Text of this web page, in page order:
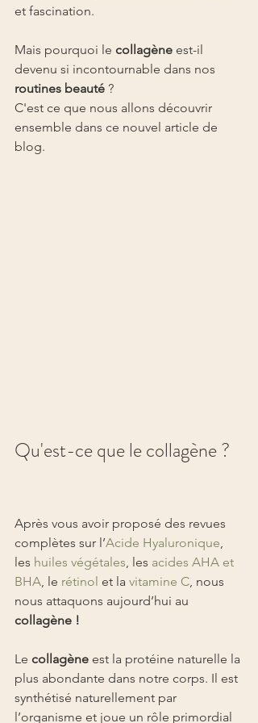
et fascination.
Mais pourquoi le collagène est-il
devenu si incontournable dans nos
routines beauté ?
C'est ce que nous allons découvrir
ensemble dans ce nouvel article de
blog.
Qu'est-ce que le collagène ?
Après vous avoir proposé des revues
complètes sur l’Acide Hyaluronique
les huiles végétales , les acides AHA et
BHA , le rétinol et la vitamine C , nous
nous attaquons aujourd’hui au
collagène !
Le collagène est la protéine naturelle la
plus abondante dans notre corps. Il est
synthétisé naturellement par
l’organisme et joue un rôle primordial